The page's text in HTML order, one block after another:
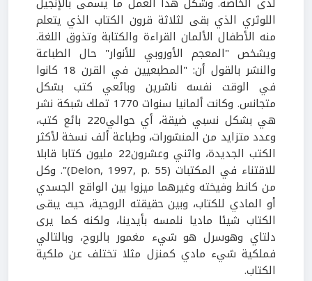
اللوثري الذي بقى لثلاثة قرون الكتاب الذي يتعلم
منه الأطفال الألمان القراءة والكتابة وتذوق اللغة.
ويشخص "المعجم الأوروبي للأنوار" حال الطباعة
والنشر بالقول أن: "المطبعيين في القرن 18 كانوا
في الوقت نفسه ناشرين وبائعي كتب بشكل
متجانس. وكانت ألمانيا سنوات 1770 تملك شبكة نشر
هي بشكل نسبي ضيقة، أي حوالي220 بائع كتب،
وعدد متزايد من المنشورات، وطباعة ألف نسخة لأكثر
الكتب الجديدة، واثني وعشرون22 مليون كتابا قابلا
للاقتناء في المكتبات (Delon, 1997, p. 55)". وكل
من كانط وفيخته وغيرهما ميزوا بين الواقع الجسدي
أو المادي للكتاب، وبين حقيقته الروحية، حيث يبقى
الكتاب شيئا ماديا نلمسه بأيدينا، ولكنه كما يرى
دلتاي وهوسرل هو شيء مغمور بالروح، وبالتالي
فملكية شيء مادي كمنزل مثلا تختلف عن ملكية
الكتاب.